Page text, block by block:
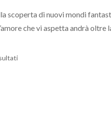
scoperta di nuovi mondi
che vi aspetta andrà oltre